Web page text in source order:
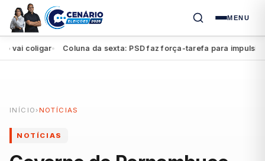
MENU
● Coluna da sexta: PSD faz força-tarefa para impulsionar
INÍCIO › NOTÍCIAS
NOTÍCIAS